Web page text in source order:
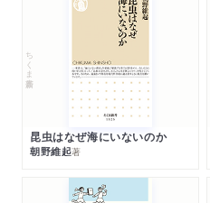
ちくま新書
昆虫はなぜ海にいないのか
朝野維起著